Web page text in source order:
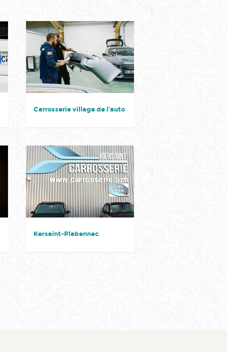
Carrosserie village de l'auto
Kersaint-Plabennec